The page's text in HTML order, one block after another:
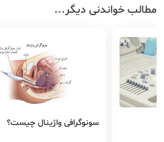
مطالب خواندنی دیگر...
سونوگرافی واژینال چیست؟